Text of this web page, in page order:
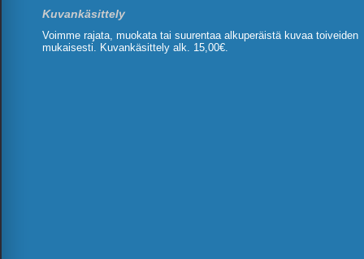
Kuvankäsittely
Voimme rajata, muokata tai suurentaa alkuperäistä kuvaa toiveiden
mukaisesti. Kuvankäsittely alk. 15,00€.